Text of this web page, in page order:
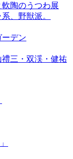
陶のうつわ展
、野獣派。
デン
三・双渓・健祐